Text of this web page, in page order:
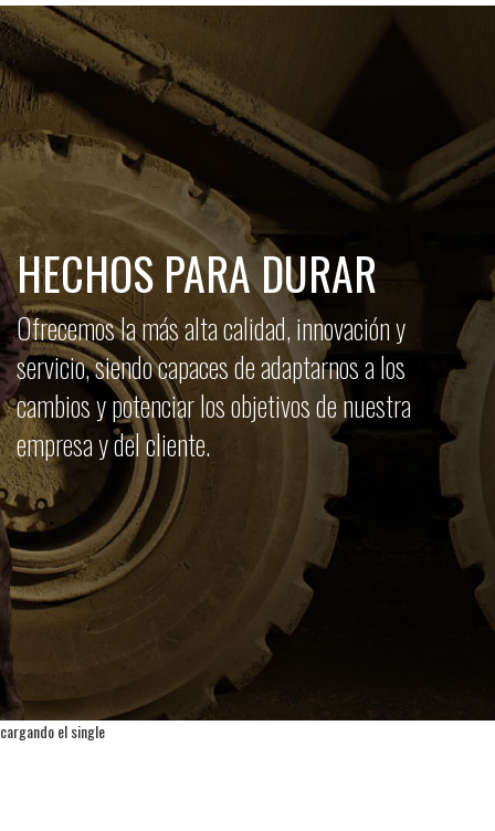
HECHOS PARA DURAR
Ofrecemos la más alta calidad, innovación y
servicio, siendo capaces de adaptarnos a los
cambios y potenciar los objetivos de nuestra
empresa y del cliente.
cargando el single